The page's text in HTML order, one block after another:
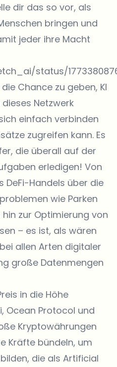
dir das so vor, als
bringen und
jeder ihre Macht
status/
Chance zu geben, KI
Netzwerk
einfach verbinden
zugreifen kann. Es
die überall auf der
erledigen! Von
DeFi-Handels über die
wie Parken
zur Optimierung von
– es ist, als wären
allen Arten digitaler
große Datenmengen
in die Höhe
Ocean Protocol und
Kryptowährungen
Kräfte bündeln, um
die als Artificial